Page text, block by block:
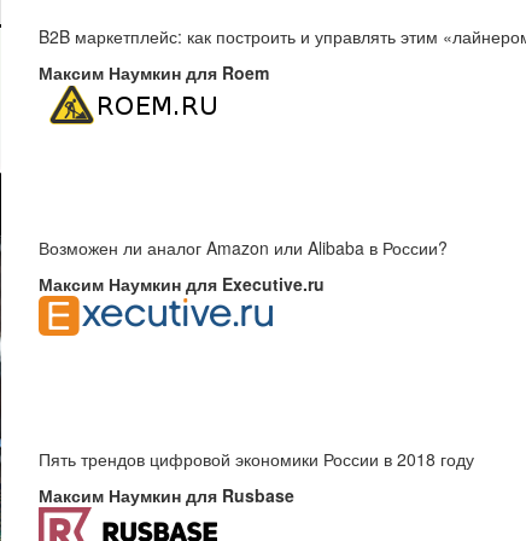
B2B маркетплейс: как построить и управлять этим
Максим Наумкин для Roem
Возможен ли аналог Amazon или Alibaba в России?
Максим Наумкин для Executive.ru
Пять трендов цифровой экономики России в 2018 году
Максим Наумкин для Rusbase